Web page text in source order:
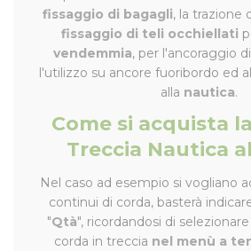
fissaggio di bagagli, la trazione
fissaggio di teli occhiellati
vendemmia, per l'ancoraggio
l'utilizzo su ancore fuoribordo ed
alla nautica.
Come si acquista
Treccia Nautica
Nel caso ad esempio si vogliano
continui di corda, basterà
"Qtà", ricordandosi di
corda in treccia nel menù a